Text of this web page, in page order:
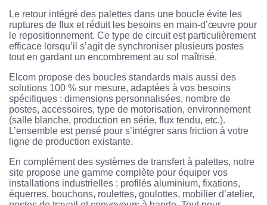
Le retour intégré des palettes dans une boucle évite les
ruptures de flux et réduit les besoins en main-d’œuvre pour
le repositionnement. Ce type de circuit est particulièrement
efficace lorsqu’il s’agit de synchroniser plusieurs postes
tout en gardant un encombrement au sol maîtrisé.
Elcom propose des boucles standards mais aussi des
solutions 100 % sur mesure, adaptées à vos besoins
spécifiques : dimensions personnalisées, nombre de
postes, accessoires, type de motorisation, environnement
(salle blanche, production en série, flux tendu, etc.).
L’ensemble est pensé pour s’intégrer sans friction à votre
ligne de production existante.
En complément des systèmes de transfert à palettes, notre
site propose une gamme complète pour équiper vos
installations industrielles : profilés aluminium, fixations,
équerres, bouchons, roulettes, goulottes, mobilier d’atelier,